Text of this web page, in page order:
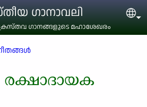
ഗാനാവലി
ഗാനങ്ങളുടെ മഹാശേഖരം